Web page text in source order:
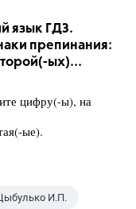
язык ГДЗ.
препинания:
ых)...
цифру(-ы), на
ые).
И.П.